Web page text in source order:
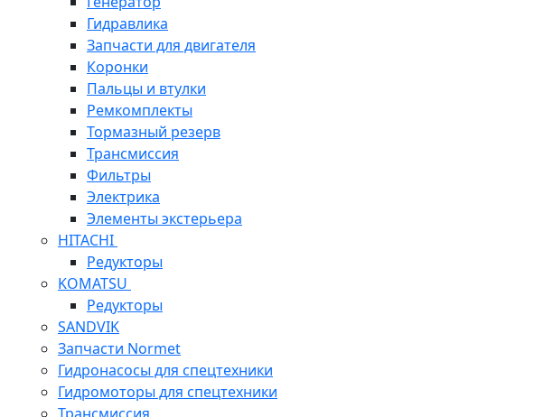
Гидравлика
Запчасти для двигателя
Коронки
Пальцы и втулки
Ремкомплекты
Тормазный резерв
Трансмиссия
Фильтры
Электрика
Элементы экстерьера
HITACHI
Редукторы
KOMATSU
Редукторы
SANDVIK
Запчасти Normet
Гидронасосы для спецтехники
Гидромоторы для спецтехники